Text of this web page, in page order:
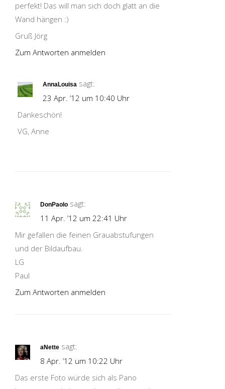
perfekt! Das will man sich doch glatt an die
Wand hängen :)
Gruß Jörg
Zum Antworten anmelden
AnnaLouisa sagt:
23 Apr. ’12 um 10:40 Uhr
Dankeschön!
VG, Anne
DonPaolo sagt:
11 Apr. ’12 um 22:41 Uhr
Mir gefallen die feinen Grauabstufungen
und der Bildaufbau.
LG
Paul
Zum Antworten anmelden
aNette sagt:
8 Apr. ’12 um 10:22 Uhr
Das erste Foto würde sich als Pano